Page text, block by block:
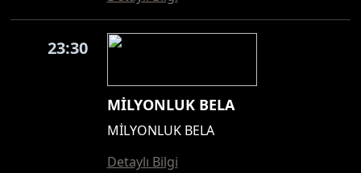
23:30
MİLYONLUK BELA
MİLYONLUK BELA
Detaylı Bilgi